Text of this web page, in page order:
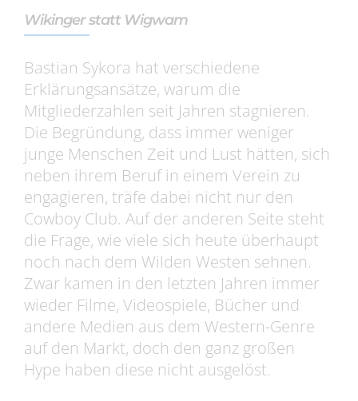
Wikinger statt Wigwam
Bastian Sykora hat verschiedene
Erklärungsansätze, warum die
Mitgliederzahlen seit Jahren stagnieren.
Die Begründung, dass immer weniger
junge Menschen Zeit und Lust hätten, sich
neben ihrem Beruf in einem Verein zu
engagieren, träfe dabei nicht nur den
Cowboy Club. Auf der anderen Seite steht
die Frage, wie viele sich heute überhaupt
noch nach dem Wilden Westen sehnen.
Zwar kamen in den letzten Jahren immer
wieder Filme, Videospiele, Bücher und
andere Medien aus dem Western-Genre
auf den Markt, doch den ganz großen
Hype haben diese nicht ausgelöst.